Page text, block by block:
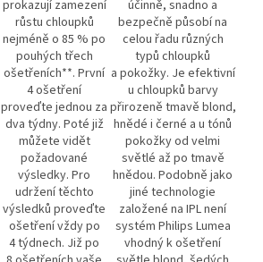
prokazují zamezení
růstu chloupků
nejméně o 85 % po
pouhých třech
ošetřeních**. První
4 ošetření
proveďte jednou za
dva týdny. Poté již
můžete vidět
požadované
výsledky. Pro
udržení těchto
výsledků proveďte
ošetření vždy po
4 týdnech. Již po
účinně, snadno a
bezpečně působí na
celou řadu různých
typů chloupků
a pokožky. Je efektivní
u chloupků barvy
přirozeně tmavě blond,
hnědé i černé a u tónů
pokožky od velmi
světlé až po tmavě
hnědou. Podobně jako
jiné technologie
založené na IPL není
systém Philips Lumea
vhodný k ošetření